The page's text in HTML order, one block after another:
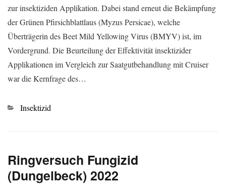
zur insektiziden Applikation. Dabei stand erneut die Bekämpfung
der Grünen Pfirsichblattlaus (Myzus Persicae), welche
Überträgerin des Beet Mild Yellowing Virus (BMYV) ist, im
Vordergrund. Die Beurteilung der Effektivität insektizider
Applikationen im Vergleich zur Saatgutbehandlung mit Cruiser
war die Kernfrage des…
Kategorien
Insektizid
Ringversuch Fungizid
(Dungelbeck) 2022